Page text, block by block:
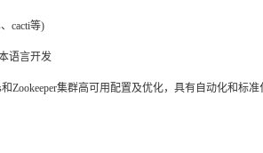
cacti等)
语言开发
和Zookeeper集群高可用配置及优化，具有自动化和标